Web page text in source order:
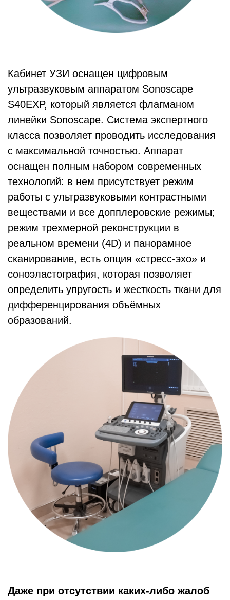
Кабинет УЗИ оснащен цифровым
ультразвуковым аппаратом Sonoscape
S40EXP, который является флагманом
линейки Sonoscape. Система экспертного
класса позволяет проводить исследования
с максимальной точностью. Аппарат
оснащен полным набором современных
технологий: в нем присутствует режим
работы с ультразвуковыми контрастными
веществами и все допплеровские режимы;
режим трехмерной реконструкции в
реальном времени (4D) и панорамное
сканирование, есть опция «стресс-эхо» и
соноэластография, которая позволяет
определить упругость и жесткость ткани для
дифференцирования объёмных
образований.
Даже при отсутствии каких-либо жалоб